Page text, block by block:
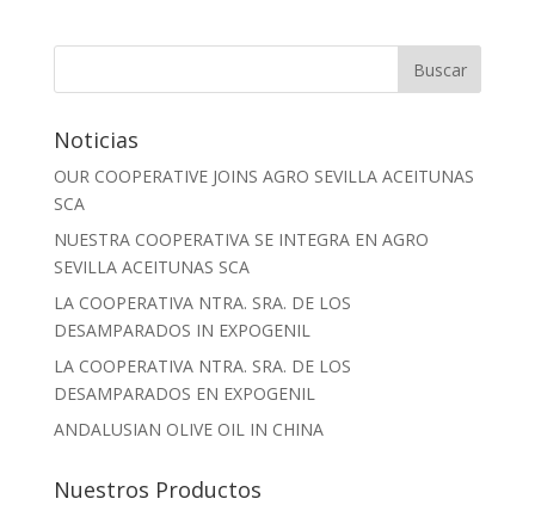
Noticias
OUR COOPERATIVE JOINS AGRO SEVILLA ACEITUNAS
SCA
NUESTRA COOPERATIVA SE INTEGRA EN AGRO
SEVILLA ACEITUNAS SCA
LA COOPERATIVA NTRA. SRA. DE LOS
DESAMPARADOS IN EXPOGENIL
LA COOPERATIVA NTRA. SRA. DE LOS
DESAMPARADOS EN EXPOGENIL
ANDALUSIAN OLIVE OIL IN CHINA
Nuestros Productos